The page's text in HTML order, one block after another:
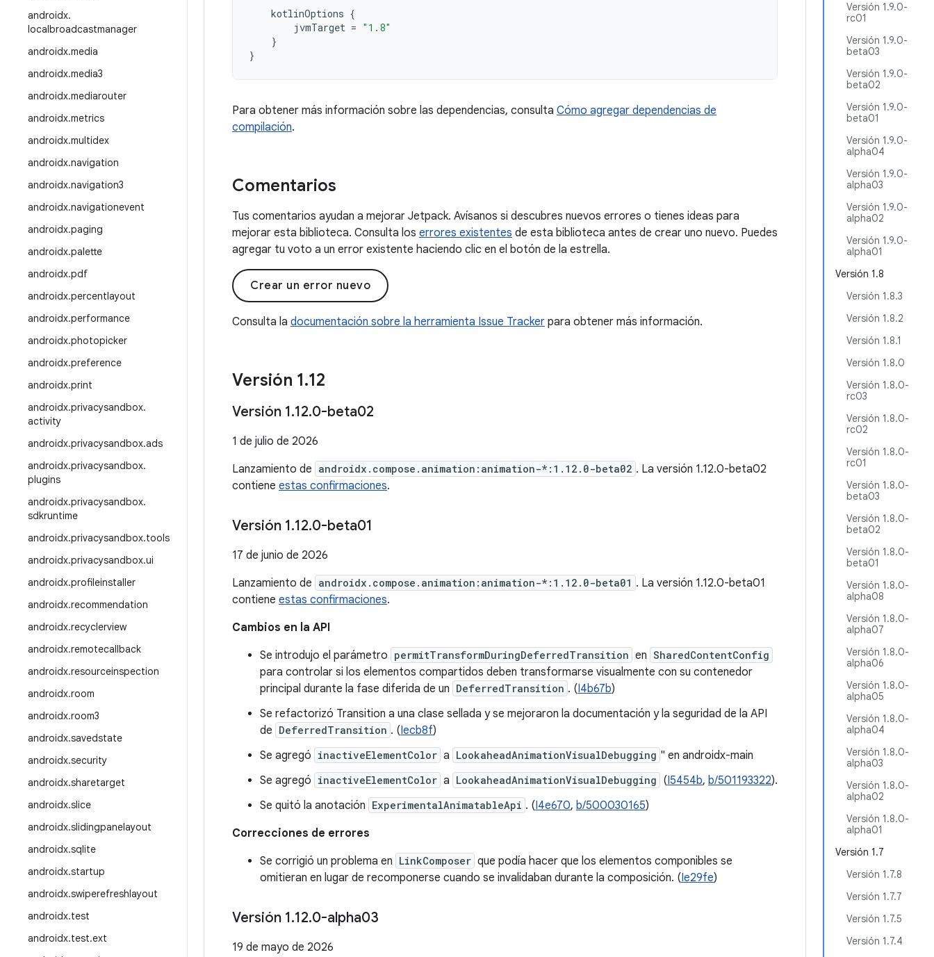
androidx.
localbroadcastmanager
androidx.media
androidx.media3
androidx.mediarouter
androidx.metrics
androidx.multidex
androidx.navigation
androidx.navigation3
androidx.navigationevent
androidx.paging
androidx.palette
androidx.pdf
androidx.percentlayout
androidx.performance
androidx.photopicker
androidx.preference
androidx.print
androidx.privacysandbox.
activity
androidx.privacysandbox.ads
androidx.privacysandbox.
plugins
androidx.privacysandbox.
sdkruntime
androidx.privacysandbox.tools
androidx.privacysandbox.ui
androidx.profileinstaller
androidx.recommendation
androidx.recyclerview
androidx.remotecallback
androidx.resourceinspection
androidx.room
androidx.room3
androidx.savedstate
androidx.security
androidx.sharetarget
androidx.slice
androidx.slidingpanelayout
androidx.sqlite
androidx.startup
androidx.swiperefreshlayout
androidx.test
androidx.test.ext
Versión 1.9.0-
rc01
Versión 1.9.0-
beta03
Versión 1.9.0-
beta02
Versión 1.9.0-
beta01
Versión 1.9.0-
alpha04
Versión 1.9.0-
alpha03
Versión 1.9.0-
alpha02
Versión 1.9.0-
alpha01
Versión 1.8
Versión 1.8.3
Versión 1.8.2
Versión 1.8.1
Versión 1.8.0
Versión 1.8.0-
rc03
Versión 1.8.0-
rc02
Versión 1.8.0-
rc01
Versión 1.8.0-
beta03
Versión 1.8.0-
beta02
Versión 1.8.0-
beta01
Versión 1.8.0-
alpha08
Versión 1.8.0-
alpha07
Versión 1.8.0-
alpha06
Versión 1.8.0-
alpha05
Versión 1.8.0-
alpha04
Versión 1.8.0-
alpha03
Versión 1.8.0-
alpha02
Versión 1.8.0-
alpha01
Versión 1.7
Versión 1.7.8
Versión 1.7.7
Versión 1.7.5
Versión 1.7.4
kotlinOptions {
jvmTarget = "1.8"
}
}
Para obtener más información sobre las dependencias, consulta Cómo agregar dependencias de
compilación.
Comentarios
Tus comentarios ayudan a mejorar Jetpack. Avísanos si descubres nuevos errores o tienes ideas para
mejorar esta biblioteca. Consulta los errores existentes de esta biblioteca antes de crear uno nuevo. Puedes
agregar tu voto a un error existente haciendo clic en el botón de la estrella.
Crear un error nuevo
Consulta la documentación sobre la herramienta Issue Tracker para obtener más información.
Versión 1.12
Versión 1.12.0-beta02
1 de julio de 2026
Lanzamiento de androidx.compose.animation:animation-*:1.12.0-beta02 . La versión 1.12.0-beta02
contiene estas confirmaciones.
Versión 1.12.0-beta01
17 de junio de 2026
Lanzamiento de androidx.compose.animation:animation-*:1.12.0-beta01 . La versión 1.12.0-beta01
contiene estas confirmaciones.
Cambios en la API
Se introdujo el parámetro permitTransformDuringDeferredTransition en SharedContentConfig
para controlar si los elementos compartidos deben transformarse visualmente con su contenedor
principal durante la fase diferida de un DeferredTransition . (I4b67b)
Se refactorizó Transition a una clase sellada y se mejoraron la documentación y la seguridad de la API
de DeferredTransition . (Iecb8f)
Se agregó inactiveElementColor a LookaheadAnimationVisualDebugging " en androidx-main
Se agregó inactiveElementColor a LookaheadAnimationVisualDebugging (I5454b, b/501193322).
Se quitó la anotación ExperimentalAnimatableApi . (I4e670, b/500030165)
Correcciones de errores
Se corrigió un problema en LinkComposer que podía hacer que los elementos componibles se
omitieran en lugar de recomponerse cuando se invalidaban durante la composición. (Ie29fe)
Versión 1.12.0-alpha03
19 de mayo de 2026